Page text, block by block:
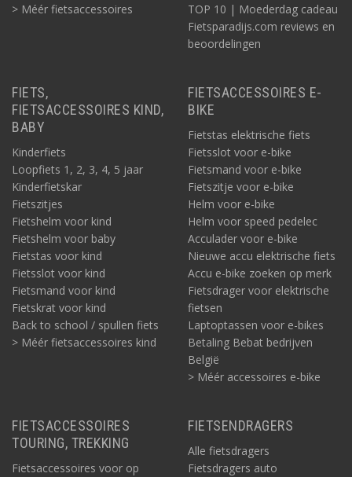
> Méér fietsaccessoires
TOP 10 | Moederdag cadeau
Fietsparadijs.com reviews en
beoordelingen
FIETS,
FIETSACCESSOIRES KIND,
BABY
Kinderfiets
Loopfiets 1, 2, 3, 4, 5 jaar
Kinderfietskar
Fietszitjes
Fietshelm voor kind
Fietshelm voor baby
Fietstas voor kind
Fietsslot voor kind
Fietsmand voor kind
Fietskrat voor kind
Back to school / spullen fiets
> Méér fietsaccessoires kind
FIETSACCESSOIRES E-
BIKE
Fietstas elektrische fiets
Fietsslot voor e-bike
Fietsmand voor e-bike
Fietszitje voor e-bike
Helm voor e-bike
Helm voor speed pedelec
Acculader voor e-bike
Nieuwe accu elektrische fiets
Accu e-bike zoeken op merk
Fietsdrager voor elektrische
fietsen
Laptoptassen voor e-bikes
Betaling Bebat bedrijven
België
> Méér accessoires e-bike
FIETSACCESSOIRES
TOURING, TREKKING
Fietsaccessoires voor op
FIETSENDRAGERS
Alle fietsdragers
Fietsdragers auto